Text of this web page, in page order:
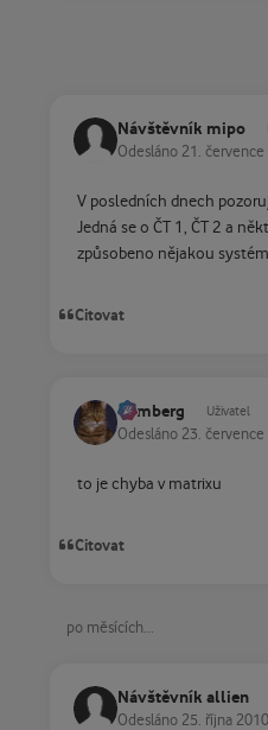
Návštěvník mipo
Odesláno 21.
V posledních dnech
Jedná se o ČT 1, ČT 2 a
způsobeno nějakou
Citovat
homberg Uživatel
Odesláno 23.
to je chyba v matrixu
Citovat
po měsících...
Návštěvník allien
Odesláno 25. října 2010